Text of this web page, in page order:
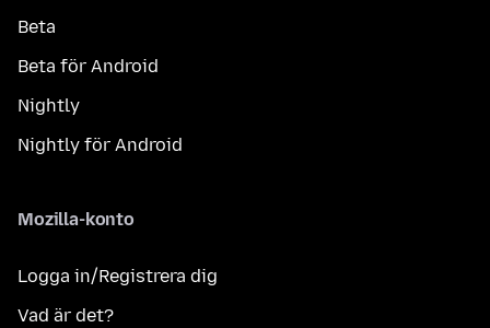
Beta
Beta för Android
Nightly
Nightly för Android
Mozilla-konto
Logga in/Registrera dig
Vad är det?